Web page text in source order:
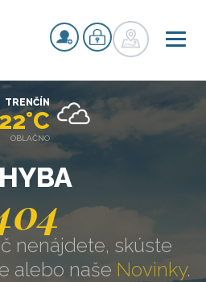
nenájdete, skúste
alebo naše Novinky.
TRENČÍN
OBLAČNO